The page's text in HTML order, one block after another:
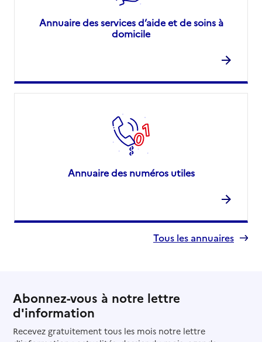
Annuaire des services d’aide et de soins à
domicile
Annuaire des numéros utiles
Tous les annuaires
Abonnez-vous à notre lettre
d'information
Recevez gratuitement tous les mois notre lettre